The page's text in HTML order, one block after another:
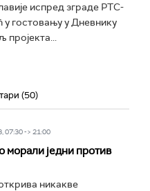
испред зграде РТС-
у гостовању у Дневнику
пројекта...
(50)
-> 21:00
морали једни против
никакве